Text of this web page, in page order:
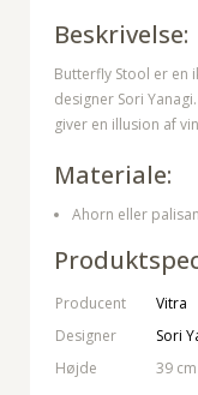
Beskrivelse:
Butterfly Stool er en
designer Sori
giver en illusion af
Materiale:
Ahorn eller
Producent
Vitra
Designer
Sori
Højde
39 cm